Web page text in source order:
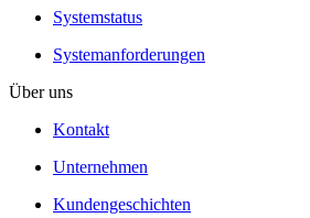
Systemstatus
Systemanforderungen
Über uns
Kontakt
Unternehmen
Kundengeschichten